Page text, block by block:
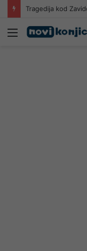
Meni